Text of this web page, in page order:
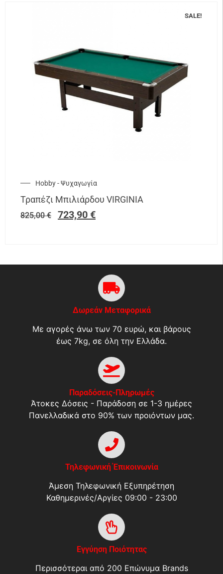
SALE!
Hobby - Ψυχαγωγία
Τραπέζι Μπιλιάρδου VIRGINIA
825,00€ 723,90 €
Δωρεάν Μεταφορικά
Με αγορές άνω των 70 ευρώ, και βάρους
έως 7kg, σε όλη την Ελλάδα.
Παραδόσεις-Πληρωμές
Άτοκες Δόσεις - Παράδοση σε 1-3 ημέρες
Πανελλαδικά στο 90% των προιόντων μας.
Τηλεφωνική Έπικοινωνία
Άμεση Τηλεφωνική Εξυπηρέτηση
Καθημερινές/Αργίες 09:00 - 23:00
Εγγύηση Ποιότητας
Περισσότεραι από 200 Επώνυμα Brands